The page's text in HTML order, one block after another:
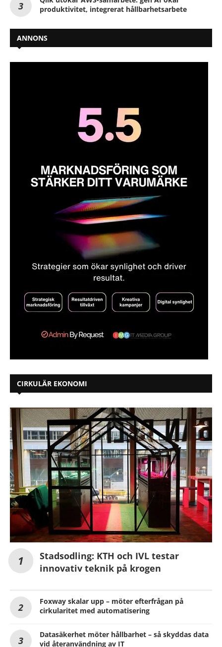
produktivitet, integrerat hållbarhetsarbete
ANNONS
CIRKULÄR EKONOMI
Stadsodling: KTH och IVL testar
innovativ teknik på krogen
Foxway skalar upp – möter efterfrågan på
cirkularitet med automatisering
Datasäkerhet möter hållbarhet – så skyddas data
vid återanvändning av IT